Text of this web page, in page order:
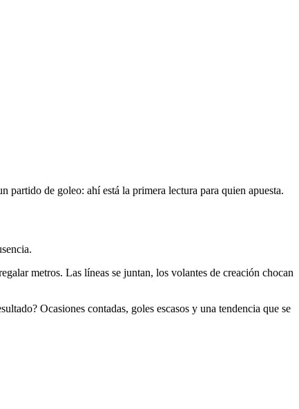
partido de goleo: ahí está la primera lectura para quien apuesta.
metros. Las líneas se juntan, los volantes de creación chocan
Ocasiones contadas, goles escasos y una tendencia que se